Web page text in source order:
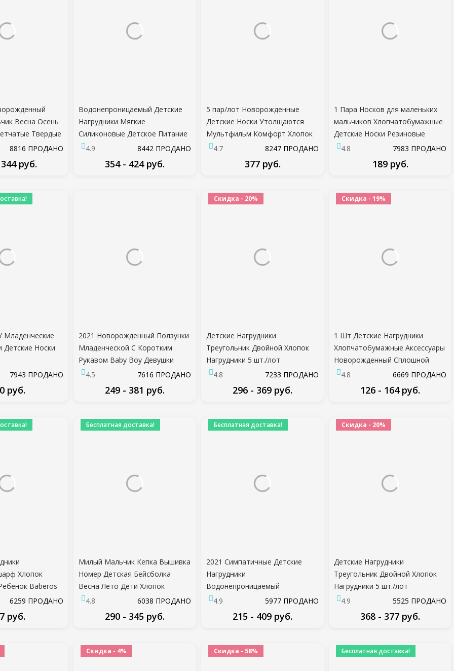
Весна Осень
Твердые
С Длинным
Эластичные
8816 ПРОДАНО
руб.
Водонепроницаемый Детские
Нагрудники Мягкие
Силиконовые Детское Питание
Нагрудник Детские Вещи
Мультфильм Динозавр Печати
4.9 8442 ПРОДАНО
354 - 424 руб.
5 пар/лот Новорожденные
Детские Носки Утолщаются
Мультфильм Комфорт Хлопок
Новорожденные Носки Дети
Мальчик Для 0-2 Лет Детская
Одежда Аксессуары
4.7 8247 ПРОДАНО
377 руб.
1 Пара Носков для маленьких
мальчиков Хлопчатобумажные
Детские Носки Резиновые
Противоскользящие Мальчик
Девочка Пол Дети Малыши
Носок Весна Животное
Подарок
4.8 7983 ПРОДАНО
189 руб.
Младенческие
Детские Носки
сетка
Носки Детская
7943 ПРОДАНО
руб.
2021 Новорожденный Ползунки
Младенческой С Коротким
Рукавом Baby Boy Девушки
Письмо Одежда Девушка
Печати Костюм Родился
Ползать Ребенок 0-24 М Новая
4.5 7616 ПРОДАНО
249 - 381 руб.
Скидка - 20%
Детские Нагрудники
Треугольник Двойной Хлопок
Нагрудники 5 шт./лот
Мультфильм Печати Слюна
Полотенце Детские Мальчики
Девочки Кормление Фартук
4.8 7233 ПРОДАНО
296 - 369 руб.
Скидка - 19%
1 Шт Детские Нагрудники
Хлопчатобумажные Аксессуары
Новорожденный Сплошной
Цвет Оснастки Кнопка Мягкий
Треугольник Полотенце
Кормление Слюни Нагрудники
4.8 6669 ПРОДАНО
126 - 164 руб.
Хлопок
Baberos
Babador
Slabber
6259 ПРОДАНО
руб.
Бесплатная доставка!
Милый Мальчик Кепка Вышивка
Номер Детская Бейсболка
Весна Лето Дети Хлопок
Солнцезащитная Шляпа Малыш
Девочка Открытый Козырек
4.8 6038 ПРОДАНО
290 - 345 руб.
Бесплатная доставка!
2021 Симпатичные Детские
Нагрудники
Водонепроницаемый
Силиконовый Нагрудник
Младенец Малыш Кормление
Слюной Полотенце
Детский Фартук с карманом
4.9 5977 ПРОДАНО
215 - 409 руб.
Скидка - 20%
Детские Нагрудники
Треугольник Двойной Хлопок
Нагрудники 5 шт./лот
Мультфильм Печати Слюна
Полотенце Детские Мальчики
Девочки Кормление Фартук
4.9 5525 ПРОДАНО
368 - 377 руб.
Скидка - 4% Скидка - 58% Бесплатная доставка!